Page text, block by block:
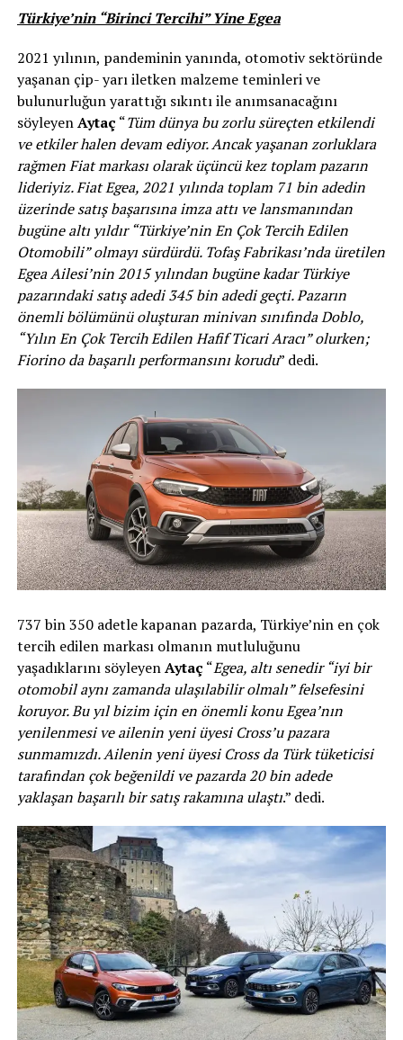
Türkiye’nin “Birinci Tercihi” Yine Egea
2021 yılının, pandeminin yanında, otomotiv sektöründe
yaşanan çip- yarı iletken malzeme teminleri ve
bulunurluğun yarattığı sıkıntı ile anımsanacağını
söyleyenAytaç “Tüm dünya bu zorlu süreçten etkilendi
ve etkiler halen devam ediyor. Ancak yaşanan zorluklara
rağmen Fiat markası olarak üçüncü kez toplam pazarın
lideriyiz. Fiat Egea, 2021 yılında toplam 71 bin adedin
üzerinde satış başarısına imza attı ve lansmanından
bugüne altı yıldır “Türkiye’nin En Çok Tercih Edilen
Otomobili” olmayı sürdürdü. Tofaş Fabrikası’nda üretilen
Egea Ailesi’nin 2015 yılından bugüne kadar Türkiye
pazarındaki satış adedi 345 bin adedi geçti. Pazarın
önemli bölümünü oluşturan minivan sınıfında Doblo,
“Yılın En Çok Tercih Edilen Hafif Ticari Aracı” olurken;
Fiorino da başarılı performansınıkorudu” dedi.
737 bin 350 adetle kapanan pazarda, Türkiye’nin en çok
tercih edilen markası olmanın mutluluğunu
yaşadıklarını söyleyenAytaç “Egea, altı senedir “iyi bir
otomobil aynı zamanda ulaşılabilir olmalı” felsefesini
koruyor. Bu yıl bizim için en önemli konu Egea’nın
yenilenmesi ve ailenin yeni üyesi Cross’u pazara
sunmamızdı. Ailenin yeni üyesi Cross da Türk tüketicisi
tarafından çok beğenildi ve pazarda 20 bin adede
yaklaşan başarılı bir satış rakamına ulaştı.” dedi.